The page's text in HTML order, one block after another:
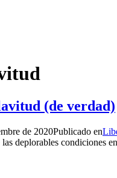
(de verdad)
de 2020Publicado en
deplorables condiciones